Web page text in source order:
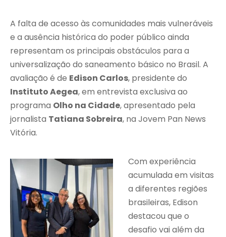
A falta de acesso às comunidades mais vulneráveis
e a ausência histórica do poder público ainda
representam os principais obstáculos para a
universalização do saneamento básico no Brasil. A
avaliação é de Edison Carlos, presidente do
Instituto Aegea, em entrevista exclusiva ao
programa Olho na Cidade, apresentado pela
jornalista Tatiana Sobreira, na Jovem Pan News
Vitória.
Com experiência
acumulada em visitas
a diferentes regiões
brasileiras, Edison
destacou que o
desafio vai além da